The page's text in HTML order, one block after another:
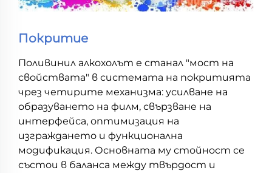
Покритие
Поливинил алкохолът е станал "мост на
свойствата" в системата на покритията
чрез четирите механизма: усилване на
образуването на филм, свързване на
интерфейса, оптимизация на
изграждането и функционална
модификация. Основната му стойност се
състои в баланса между твърдост и